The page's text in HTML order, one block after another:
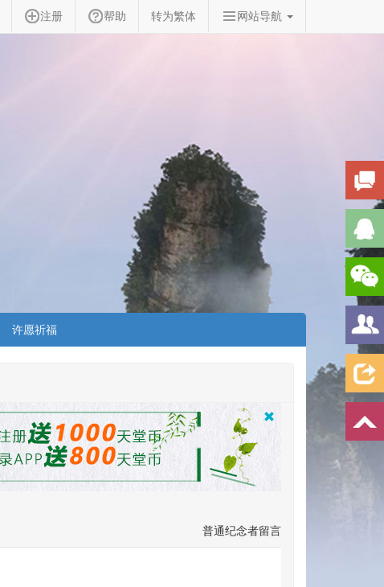
注册 帮助 转为繁体 网站导航
许愿祈福
普通纪念者留言